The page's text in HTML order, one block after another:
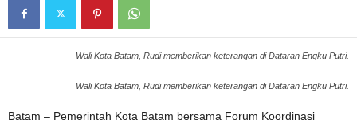
Wali Kota Batam, Rudi memberikan keterangan di Dataran Engku Putri.
Wali Kota Batam, Rudi memberikan keterangan di Dataran Engku Putri.
Batam – Pemerintah Kota Batam bersama Forum Koordinasi